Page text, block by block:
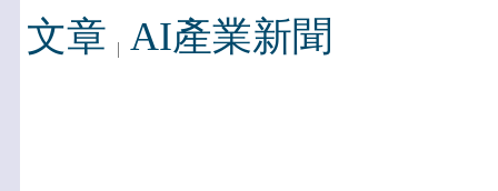
文章 AI產業新聞